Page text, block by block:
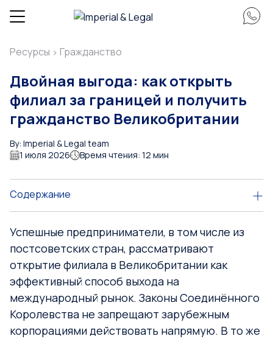
Ресурсы > Гражданство
Двойная выгода: как открыть
филиал за границей и получить
гражданство Великобритании
By: Imperial & Legal team
1 июля 2026
Время чтения: 12 мин
Содержание
Успешные предприниматели, в том числе из
постсоветских стран, рассматривают
открытие филиала в Великобритании как
эффективный способ выхода на
международный рынок. Законы Соединённого
Королевства не запрещают зарубежным
корпорациями действовать напрямую. В то же